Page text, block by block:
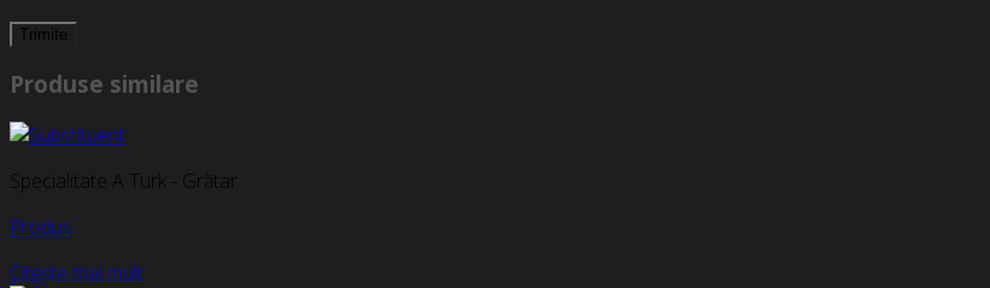
Produse similare
Specialitate A Turk - Grătar
Produs
Citește mai mult